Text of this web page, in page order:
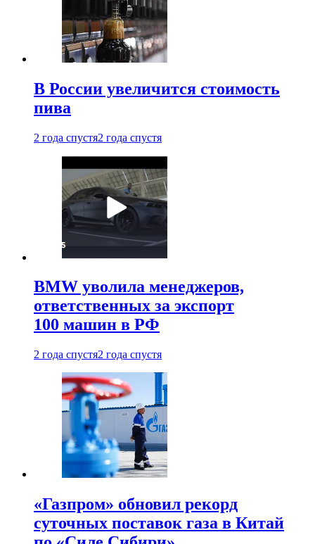
В России увеличится стоимость
пива
2 года спустя2 года спустя
BMW уволила менеджеров,
ответственных за экспорт
100 машин в РФ
2 года спустя2 года спустя
«Газпром» обновил рекорд
суточных поставок газа в Китай